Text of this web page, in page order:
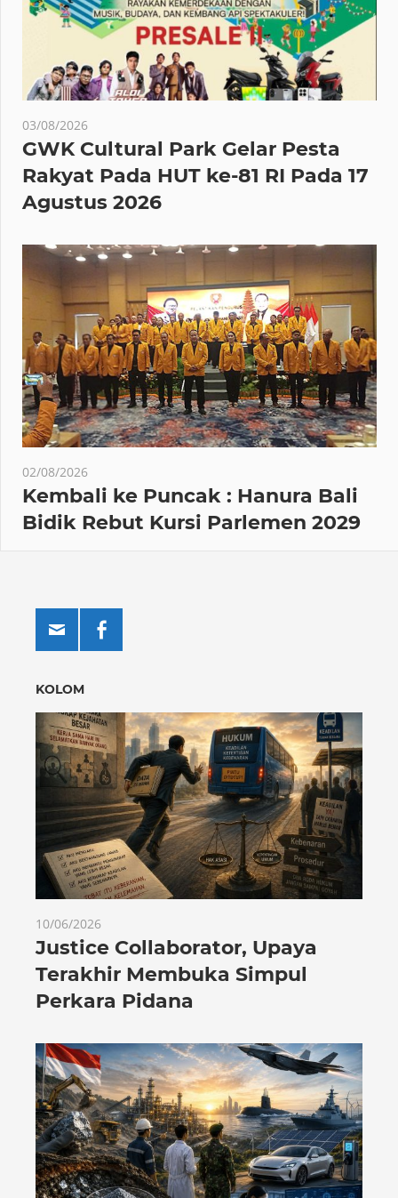
03/08/2026
GWK Cultural Park Gelar Pesta
Rakyat Pada HUT ke-81 RI Pada 17
Agustus 2026
02/08/2026
Kembali ke Puncak : Hanura Bali
Bidik Rebut Kursi Parlemen 2029
KOLOM
10/06/2026
Justice Collaborator, Upaya
Terakhir Membuka Simpul
Perkara Pidana